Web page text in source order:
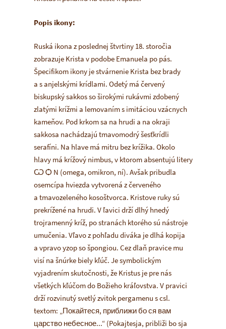
Popis ikony:
Ruská ikona z poslednej štvrtiny 18. storočia
zobrazuje Krista v podobe Emanuela po pás.
Špecifikom ikony je stvárnenie Krista bez brady
a s anjelskými krídlami. Odetý má červený
biskupskýsakkosso širokými rukávmi zdobený
zlatými krížmi a lemovaním s imitáciou vzácnych
kameňov. Pod krkom sa na hrudi a na okraji
sakkosa nachádzajú tmavomodrý šesťkrídli
serafíni. Na hlave má mitru bez krížika. Okolo
hlavy má krížový nimbus, v ktorom absentujú litery
Ѡ Ѻ N (omega, omikron, ní). Avšak pribudla
osemcípa hviezda vytvorená z červeného
a tmavozeleného kosoštvorca. Kristove ruky sú
prekrížené na hrudi. V ľavici drží dlhý hnedý
trojramenný kríž, po stranách ktorého sú nástroje
umučenia. Vľavo z pohľadu diváka je dlhá kopija
a vpravo yzop so špongiou. Cez dlaň pravice mu
visí na šnúrke biely kľúč. Je symbolickým
vyjadrením skutočnosti, že Kristus je pre nás
všetkých kľúčom do Božieho kráľovstva. V pravici
drží rozvinutý svetlý zvitok pergamenu s csl.
textom: „Покайтеся, приближи бо ся вам
царство небесное...“ (Pokajtesja, približi bo sja